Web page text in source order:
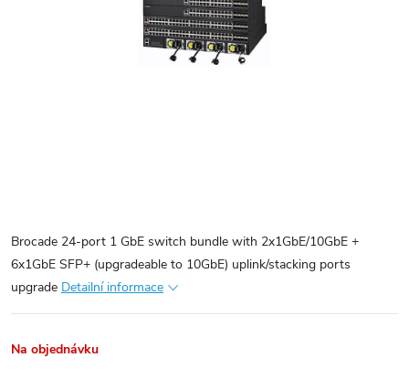
Brocade 24-port 1 GbE switch bundle with 2x1GbE/10GbE +
6x1GbE SFP+ (upgradeable to 10GbE) uplink/stacking ports
upgrade Detailní informace
Na objednávku